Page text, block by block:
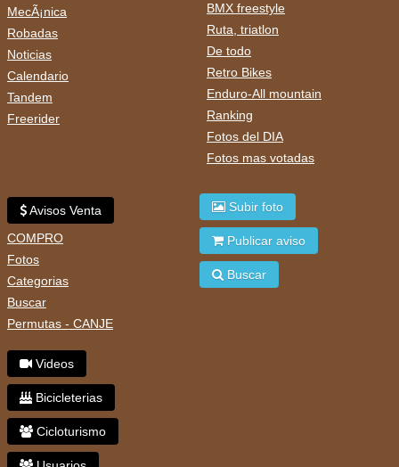
MecÃ¡nica
Robadas
Noticias
Calendario
Tandem
Freerider
BMX freestyle
Ruta, triatlon
De todo
Retro Bikes
Enduro-All mountain
Ranking
Fotos del DIA
Fotos mas votadas
Avisos Venta
COMPRO
Fotos
Categorias
Buscar
Permutas - CANJE
Videos
Bicicleterias
Cicloturismo
Subir foto
Publicar aviso
Buscar